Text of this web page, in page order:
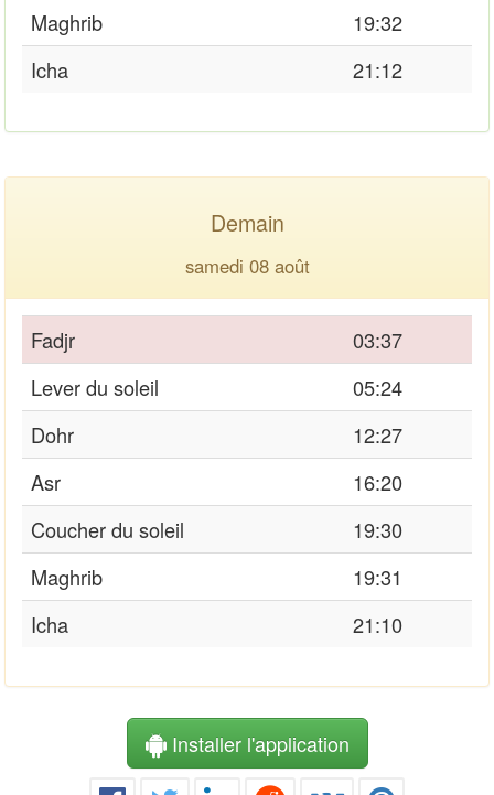
Maghrib
19:32
Icha
21:12
Demain
samedi 08 août
Fadjr
03:37
Lever du soleil
05:24
Dohr
12:27
Asr
16:20
Coucher du soleil
19:30
Maghrib
19:31
Icha
21:10
Installer l'application